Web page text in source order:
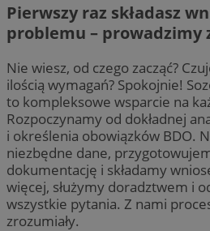
Pierwszy raz składasz
problemu – prowadzimy
Nie wiesz, od czego zacząć?
ilością wymagań? Spokojnie!
to kompleksowe wsparcie na
Rozpoczynamy od dokładnej
i określenia obowiązków BDO.
niezbędne dane,
dokumentację i składamy
więcej, służymy doradztwem i
wszystkie pytania. Z nami
zrozumiały.